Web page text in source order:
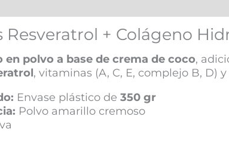
Resveratrol + Colágeno
en polvo a base de crema de coco,
, vitaminas (A, C, E, complejo B, D)
Envase plástico de350 gr
Polvo amarillo cremoso